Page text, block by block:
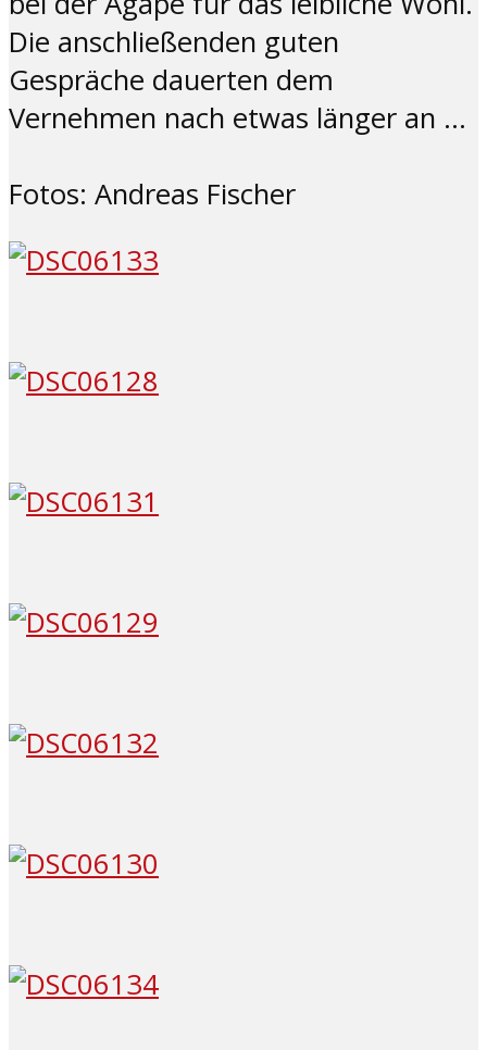
Die anschließenden guten
Gespräche dauerten dem
Vernehmen nach etwas länger an …
Fotos: Andreas Fischer